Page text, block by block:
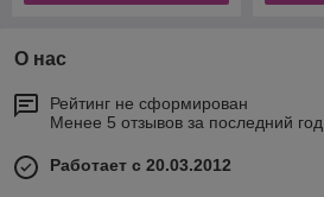
О нас
Рейтинг не сформирован
Менее 5 отзывов за последний год
Работает с 20.03.2012